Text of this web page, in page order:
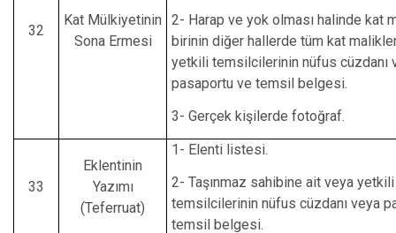
32
Kat Mülkiyetinin
Sona Ermesi
2- Harap ve yok olması halinde kat
birinin diğer hallerde tüm kat
yetkili temsilcilerinin nüfus cüzdanı
pasaportu ve temsil belgesi.
3- Gerçek kişilerde fotoğraf.
33
Eklentinin
Yazımı
(Teferruat)
1- Elenti listesi.
2- Taşınmaz sahibine ait veya yetkili
temsilcilerinin nüfus cüzdanı veya
temsil belgesi.